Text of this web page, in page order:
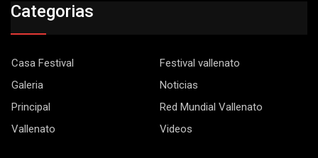
Categorias
Casa Festival
Festival vallenato
Galeria
Noticias
Principal
Red Mundial Vallenato
Vallenato
Videos